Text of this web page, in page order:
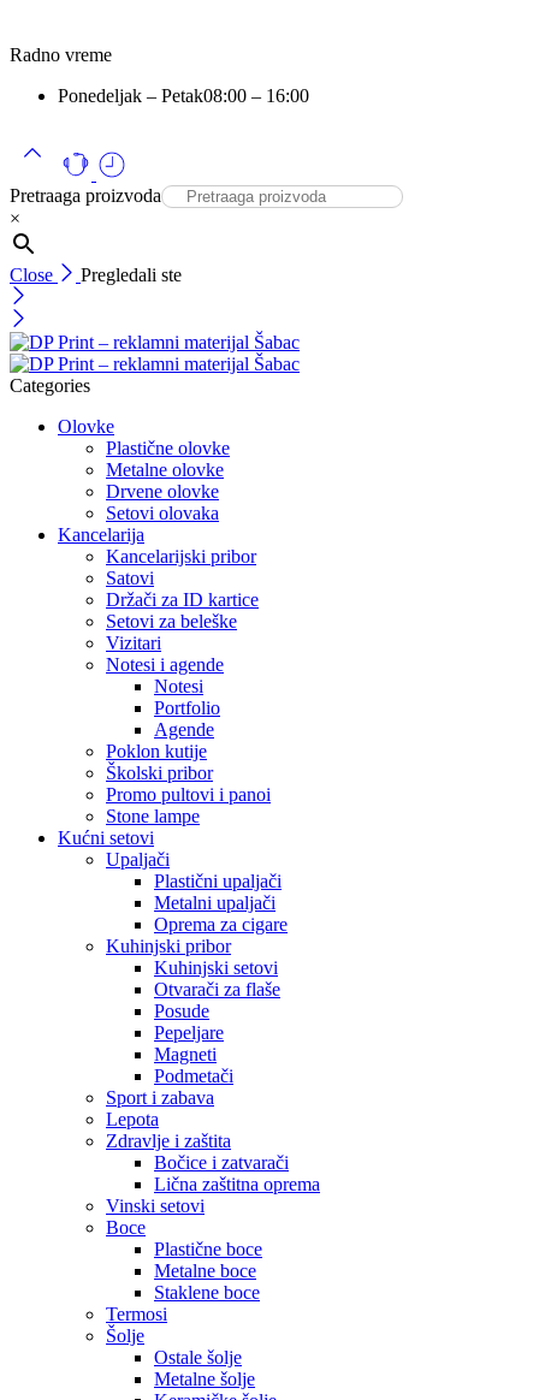
Radno vreme
Ponedeljak – Petak08:00 – 16:00
Pretraaga proizvoda
×
Close Pregledali ste
Categories
Olovke
Plastične olovke
Metalne olovke
Drvene olovke
Setovi olovaka
Kancelarija
Kancelarijski pribor
Satovi
Držači za ID kartice
Setovi za beleške
Vizitari
Notesi i agende
Notesi
Portfolio
Agende
Poklon kutije
Školski pribor
Promo pultovi i panoi
Stone lampe
Kućni setovi
Upaljači
Plastični upaljači
Metalni upaljači
Oprema za cigare
Kuhinjski pribor
Kuhinjski setovi
Otvarači za flaše
Posude
Pepeljare
Magneti
Podmetači
Sport i zabava
Lepota
Zdravlje i zaštita
Bočice i zatvarači
Lična zaštitna oprema
Vinski setovi
Boce
Plastične boce
Metalne boce
Staklene boce
Termosi
Šolje
Ostale šolje
Metalne šolje